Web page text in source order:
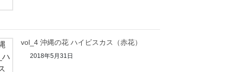
vol_4 沖縄の花 ハイビスカス（赤花）
2018年5月31日